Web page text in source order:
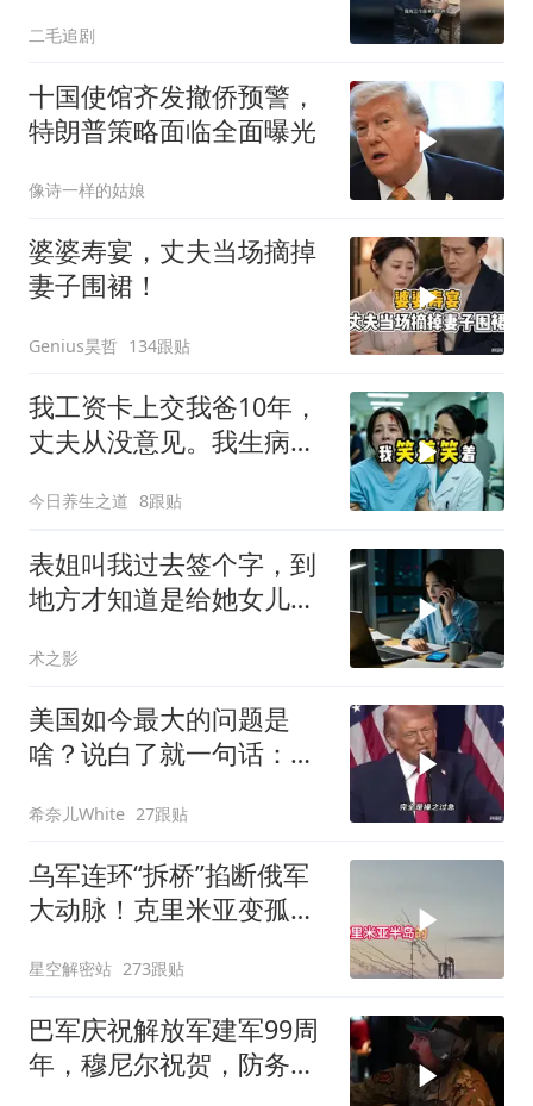
二毛追剧
十国使馆齐发撤侨预警，
特朗普策略面临全面曝光
像诗一样的姑娘
婆婆寿宴，丈夫当场摘掉
妻子围裙！
Genius昊哲 134跟贴
我工资卡上交我爸10年，
丈夫从没意见。我生病住
今日养生之道 8跟贴
表姐叫我过去签个字，到
地方才知道是给她女儿婚
术之影
美国如今最大的问题是
啥？说白了就一句话：战
希奈儿White 27跟贴
乌军连环“拆桥”掐断俄军
大动脉！克里米亚变孤
家”？
星空解密站 273跟贴
巴军庆祝解放军建军99周
年，穆尼尔祝贺，防务合